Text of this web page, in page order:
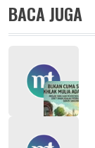
BACA JUGA